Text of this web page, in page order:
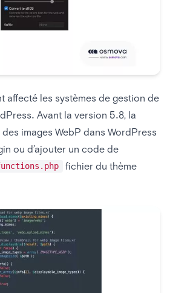
affecté les systèmes de gestion de
Avant la version 5.8, la
images WebP dans WordPress
ou d’ajouter un code de
fichier du thème